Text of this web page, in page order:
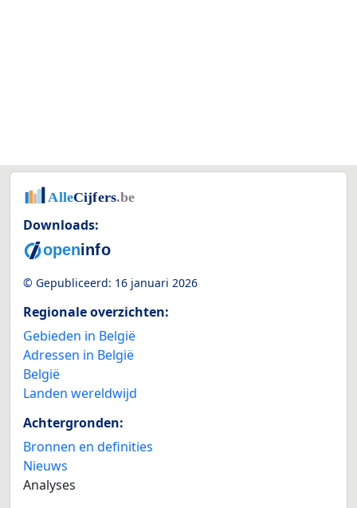
Downloads:
© Gepubliceerd: 16 januari 2026
Regionale overzichten:
Gebieden in België
Adressen in België
België
Landen wereldwijd
Achtergronden:
Bronnen en definities
Nieuws
Analyses